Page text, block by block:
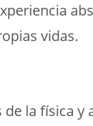
vidas.
la física y